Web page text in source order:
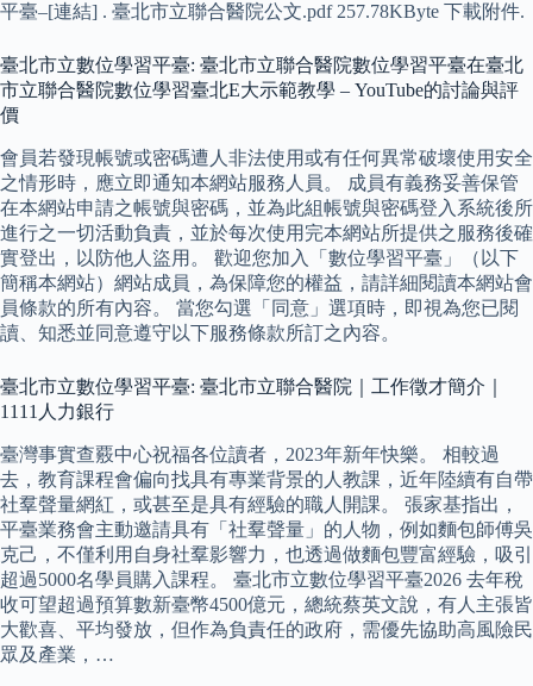
平臺–[連結] . 臺北市立聯合醫院公文.pdf 257.78KByte 下載附件.
臺北市立數位學習平臺: 臺北市立聯合醫院數位學習平臺在臺北
市立聯合醫院數位學習臺北E大示範教學 – YouTube的討論與評
價
會員若發現帳號或密碼遭人非法使用或有任何異常破壞使用安全
之情形時，應立即通知本網站服務人員。 成員有義務妥善保管
在本網站申請之帳號與密碼，並為此組帳號與密碼登入系統後所
進行之一切活動負責，並於每次使用完本網站所提供之服務後確
實登出，以防他人盜用。 歡迎您加入「數位學習平臺」（以下
簡稱本網站）網站成員，為保障您的權益，請詳細閱讀本網站會
員條款的所有內容。 當您勾選「同意」選項時，即視為您已閱
讀、知悉並同意遵守以下服務條款所訂之內容。
臺北市立數位學習平臺: 臺北市立聯合醫院｜工作徵才簡介｜
1111人力銀行
臺灣事實查覈中心祝福各位讀者，2023年新年快樂。 相較過
去，教育課程會偏向找具有專業背景的人教課，近年陸續有自帶
社羣聲量網紅，或甚至是具有經驗的職人開課。 張家基指出，
平臺業務會主動邀請具有「社羣聲量」的人物，例如麵包師傅吳
克己，不僅利用自身社羣影響力，也透過做麵包豐富經驗，吸引
超過5000名學員購入課程。 臺北市立數位學習平臺2026 去年稅
收可望超過預算數新臺幣4500億元，總統蔡英文說，有人主張皆
大歡喜、平均發放，但作為負責任的政府，需優先協助高風險民
眾及產業，…